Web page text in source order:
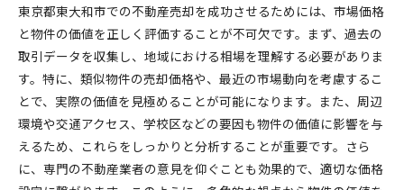
東京都東大和市での不動産売却を成功させるためには、市場価格
と物件の価値を正しく評価することが不可欠です。まず、過去の
取引データを収集し、地域における相場を理解する必要がありま
す。特に、類似物件の売却価格や、最近の市場動向を考慮するこ
とで、実際の価値を見極めることが可能になります。また、周辺
環境や交通アクセス、学校区などの要因も物件の価値に影響を与
えるため、これらをしっかりと分析することが重要です。さら
に、専門の不動産業者の意見を仰ぐことも効果的で、適切な価格